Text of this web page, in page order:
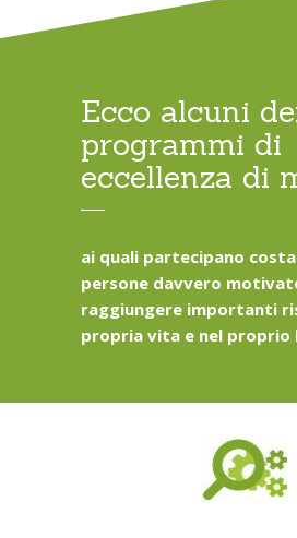
Ecco alcuni
programmi di
eccellenza di
ai quali partecipano
persone davvero
raggiungere importanti
propria vita e nel proprio